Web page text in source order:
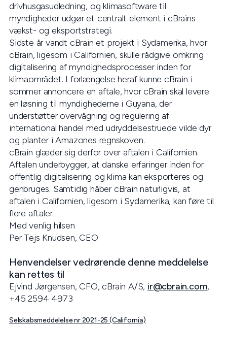
drivhusgasudledning, og klimasoftware til
myndigheder udgør et centralt element i cBrains
vækst- og eksportstrategi.
Sidste år vandt cBrain et projekt i Sydamerika, hvor
cBrain, ligesom i Californien, skulle rådgive omkring
digitalisering af myndighedsprocesser inden for
klimaområdet. I forlængelse heraf kunne cBrain i
sommer annoncere en aftale, hvor cBrain skal levere
en løsning til myndighederne i Guyana, der
understøtter overvågning og regulering af
international handel med udryddelsestruede vilde dyr
og planter i Amazones regnskoven.
cBrain glæder sig derfor over aftalen i Californien.
Aftalen underbygger, at danske erfaringer inden for
offentlig digitalisering og klima kan eksporteres og
genbruges. Samtidig håber cBrain naturligvis, at
aftalen i Californien, ligesom i Sydamerika, kan føre til
flere aftaler.
Med venlig hilsen
Per Tejs Knudsen, CEO
Henvendelser vedrørende denne meddelelse
kan rettes til
Ejvind Jørgensen, CFO, cBrain A/S, ir@cbrain.com,
+45 2594 4973
Selskabsmeddelelse nr 2021-25 (California)